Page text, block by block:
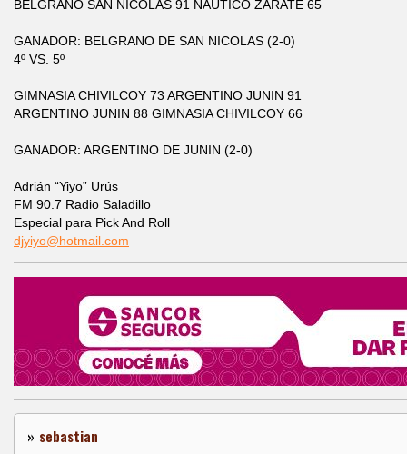
BELGRANO SAN NICOLAS 91 NAUTICO ZARATE 65
GANADOR: BELGRANO DE SAN NICOLAS (2-0)
4º VS. 5º
GIMNASIA CHIVILCOY 73 ARGENTINO JUNIN 91
ARGENTINO JUNIN 88 GIMNASIA CHIVILCOY 66
GANADOR: ARGENTINO DE JUNIN (2-0)
Adrián “Yiyo” Urús
FM 90.7 Radio Saladillo
Especial para Pick And Roll
djyiyo@hotmail.com
» sebastian